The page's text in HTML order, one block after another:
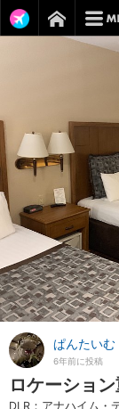
ぱんたいむ
6年前に投稿
ロケーショ
DLR：アナハイム・